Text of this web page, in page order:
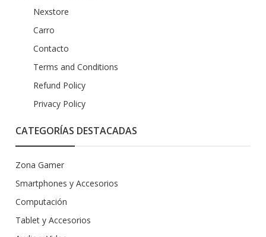
Nexstore
Carro
Contacto
Terms and Conditions
Refund Policy
Privacy Policy
CATEGORÍAS DESTACADAS
Zona Gamer
Smartphones y Accesorios
Computación
Tablet y Accesorios